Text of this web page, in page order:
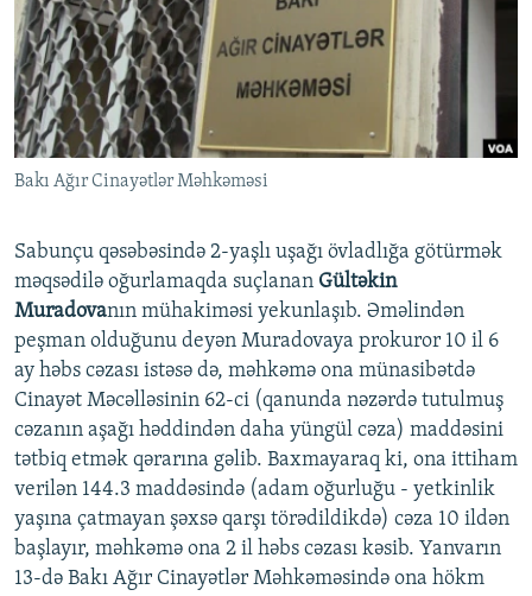
FOTOQALEREYA
İNFOQRAFIKA
KARIKATURA
OXU ZALI
AZƏRBAYCAN ƏDƏBIYYATI KITABXANASI
İSLAM VƏ DEMOKRATIYA
İZ - MƏDƏNIYYƏT PROQRAMI
HAQQIMIZDA
MISSIYAMIZ
PEŞƏ ETIKASI VƏ JURNALISTIKA STANDARTLARIMIZ
MATERIALLARIMIZDAN ISTIFADƏ
AZADLIQRADIOSU MOBIL TELEFONUNUZDA
XƏBƏR BÜLLETENLƏRIMIZ
BIZI IZLƏ
RFE/RL-in bütün saytları
Bakı Ağır Cinayətlər Məhkəməsi
Sabunçu qəsəbəsində 2-yaşlı uşağı övladlığa götürmək
məqsədilə oğurlamaqda suçlanan Gültəkin
Muradovanın mühakiməsi yekunlaşıb. Əməlindən
peşman olduğunu deyən Muradovaya prokuror 10 il 6
ay həbs cəzası istəsə də, məhkəmə ona münasibətdə
Cinayət Məcəlləsinin 62-ci (qanunda nəzərdə tutulmuş
cəzanın aşağı həddindən daha yüngül cəza) maddəsini
tətbiq etmək qərarına gəlib. Baxmayaraq ki, ona ittiham
verilən 144.3 maddəsində (adam oğurluğu - yetkinlik
yaşına çatmayan şəxsə qarşı törədildikdə) cəza 10 ildən
başlayır, məhkəmə ona 2 il həbs cəzası kəsib. Yanvarın
13-də Bakı Ağır Cinayətlər Məhkəməsində ona hökm